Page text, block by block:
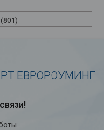
(801)
ЕВРОРОУМИНГ